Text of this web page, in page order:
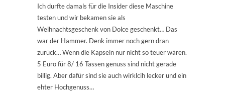
Ich durfte damals für die Insider diese Maschine
testen und wir bekamen sie als
Weihnachtsgeschenk von Dolce geschenkt… Das
war der Hammer. Denk immer noch gern dran
zurück… Wenn die Kapseln nur nicht so teuer wären.
5 Euro für 8/ 16 Tassen genuss sind nicht gerade
billig. Aber dafür sind sie auch wirklcih lecker und ein
ehter Hochgenuss…